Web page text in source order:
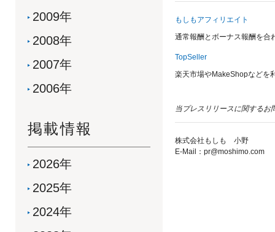
もしもアフィリエイト
通常報酬とボーナス報酬を合
TopSeller
楽天市場やMakeShopなどを
当プレスリリースに関するお
株式会社もしも 小野
E-Mail：pr@moshimo.com
2009年
2008年
2007年
2006年
掲載情報
2026年
2025年
2024年